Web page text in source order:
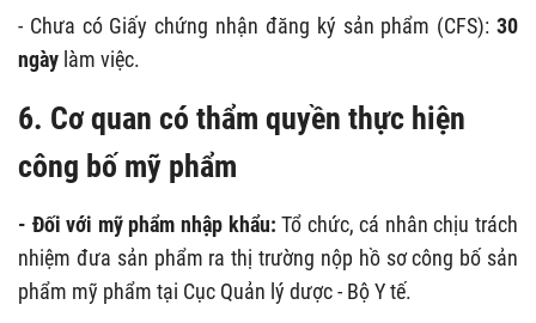
- Chưa có Giấy chứng nhận đăng ký sản phẩm (CFS): 30
ngày làm việc.
6. Cơ quan có thẩm quyền thực hiện
công bố mỹ phẩm
- Đối với mỹ phẩm nhập khẩu: Tổ chức, cá nhân chịu trách
nhiệm đưa sản phẩm ra thị trường nộp hồ sơ công bố sản
phẩm mỹ phẩm tại Cục Quản lý dược - Bộ Y tế.